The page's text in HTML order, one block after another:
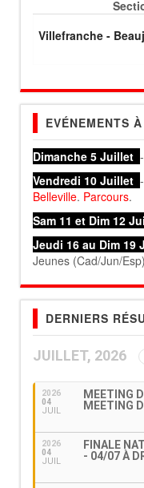
Villefranche -
EVÉNEMENTS
Dimanche 5 Juillet
Vendredi 10 Juillet -
Belleville. Parcours.
Sam 11 et Dim 12
Jeudi 16 au Dim 19
Jeunes (Cad/Jun/
DERNIERS
JUILLET, 2026
2026
04
JUIL
MEETING
MEETING
2026
04
JUIL
FINALE
- 04/07 À